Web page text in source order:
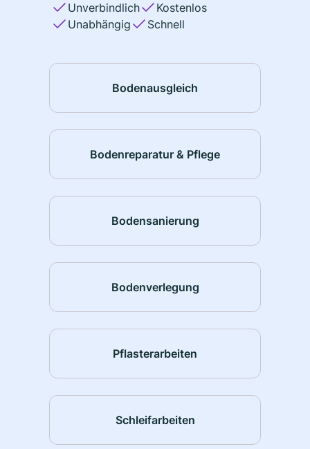
Unverbindlich
Kostenlos
Unabhängig
Schnell
Bodenausgleich
Bodenreparatur & Pflege
Bodensanierung
Bodenverlegung
Pflasterarbeiten
Schleifarbeiten